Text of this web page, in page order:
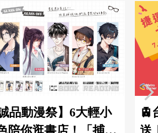
品動漫祭】6大輕小
🚊